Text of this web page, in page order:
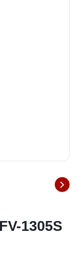
1305S